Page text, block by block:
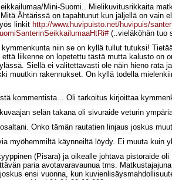
Mini-Suomi.. Mielikuvitusrikkaita
Ähtärissä on tapahtunut kun jäljellä on vain
linkit http://www.huvipuisto.net/huvipuis/
(..vieläköhän tuo
niin se on kyllä tullut tutuksi!
liikenne on lopetettu tästä mutta kalusto on
Siellä ei valitettavasti ole näin hieno rata
muutkin rakennukset. On kyllä todella
kommentista... Oli tarkoitus kirjoittaa
selän takana oli sivuraide veturin
Onko tämän rautatien linjaus joskus
myöhemmiltä käynneiltä löydy. Ei muuta kuin
(Pisara) ja oikealle johtava pistoraide
paria avotavaravaunua tms.
ensi vuonna, kun